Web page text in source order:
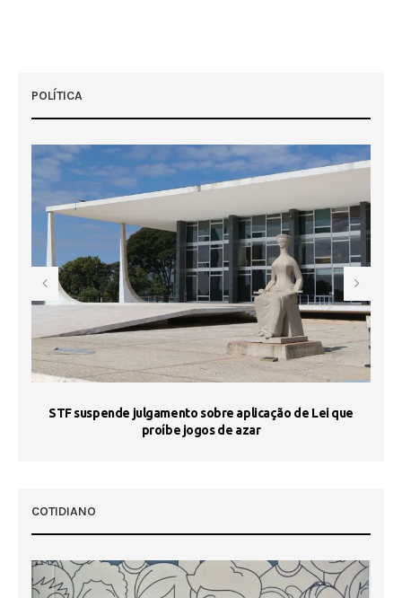
POLÍTICA
STF suspende julgamento sobre aplicação de Lei que
proíbe jogos de azar
COTIDIANO